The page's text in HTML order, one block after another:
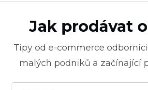
Jak prodávat
Tipy od e-commerce
malých podniků a začínající